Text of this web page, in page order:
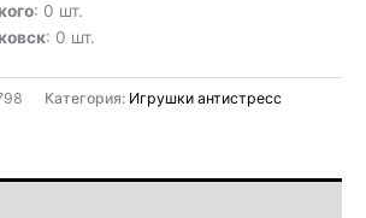
: 0 шт.
: 0 шт.
Категория: Игрушки антистресс